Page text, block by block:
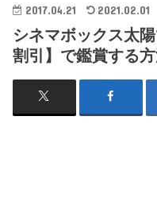
2017.04.21 2021.02.01
シネマボックス太
割引】で鑑賞する